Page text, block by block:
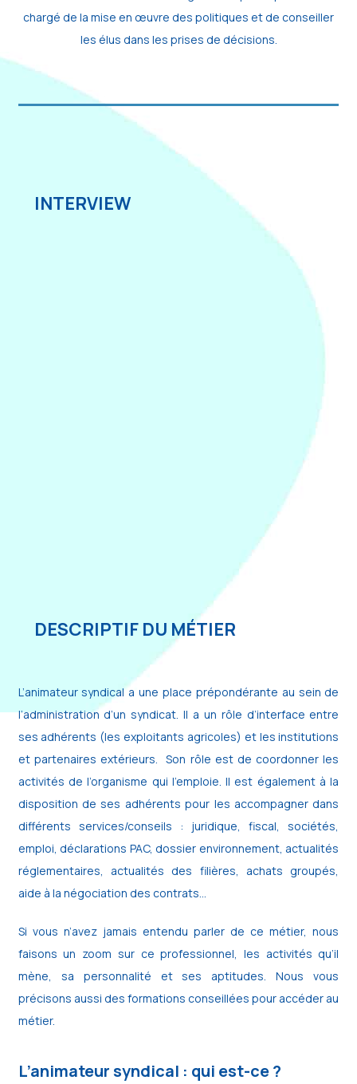
chargé de la mise en œuvre des politiques et de conseiller
les élus dans les prises de décisions.
INTERVIEW
DESCRIPTIF DU MÉTIER
L’animateur syndical a une place prépondérante au sein de
l’administration d’un syndicat. Il a un rôle d’interface entre
ses adhérents (les exploitants agricoles) et les institutions
et partenaires extérieurs. Son rôle est de coordonner les
activités de l’organisme qui l’emploie. Il est également à la
disposition de ses adhérents pour les accompagner dans
différents services/conseils : juridique, fiscal, sociétés,
emploi, déclarations PAC, dossier environnement, actualités
réglementaires, actualités des filières, achats groupés,
aide à la négociation des contrats…
Si vous n’avez jamais entendu parler de ce métier, nous
faisons un zoom sur ce professionnel, les activités qu’il
mène, sa personnalité et ses aptitudes. Nous vous
précisons aussi des formations conseillées pour accéder au
métier.
L’animateur syndical : qui est-ce ?